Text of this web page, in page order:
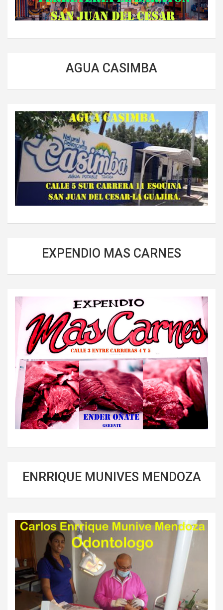
AGUA CASIMBA
EXPENDIO MAS CARNES
ENRRIQUE MUNIVES MENDOZA